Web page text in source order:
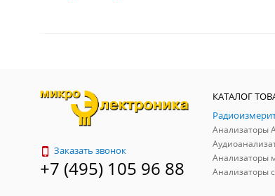
Заказать звонок
+7 (495) 105 96 88
КАТАЛОГ
Анализаторы
Анализаторы
Анализаторы